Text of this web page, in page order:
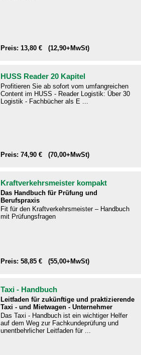
Preis: 13,80 € (12,90+MwSt)
HUSS Reader 20 Kapitel
Profitieren Sie ab sofort vom umfangreichen
Content im HUSS - Reader Logistik: Über 30
Logistik - Fachbücher als E ...
Preis: 74,90 € (70,00+MwSt)
Kraftverkehrsmeister kompakt
Das Handbuch für Prüfung und
Berufspraxis
Fit für den Kraftverkehrsmeister – Handbuch
mit Prüfungsfragen​
Preis: 58,85 € (55,00+MwSt)
Taxi - Handbuch
Leitfaden für zukünftige und praktizierende
Taxi - und Mietwagen - Unternehmer
Das Taxi - Handbuch ist ein wichtiger Helfer
auf dem Weg zur Fachkundeprüfung und
unentbehrlicher Leitfaden für ...